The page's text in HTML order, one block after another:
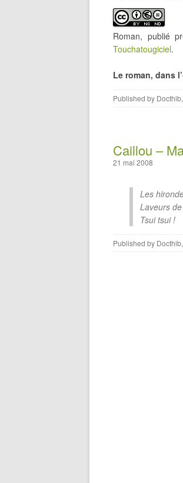
Roman, publié
Touchatougiciel.
Le roman, dans
Published by Docthib
Caillou –
21 mai 2008
Les
Laveurs
Tsui tsui !
Published by Docthib